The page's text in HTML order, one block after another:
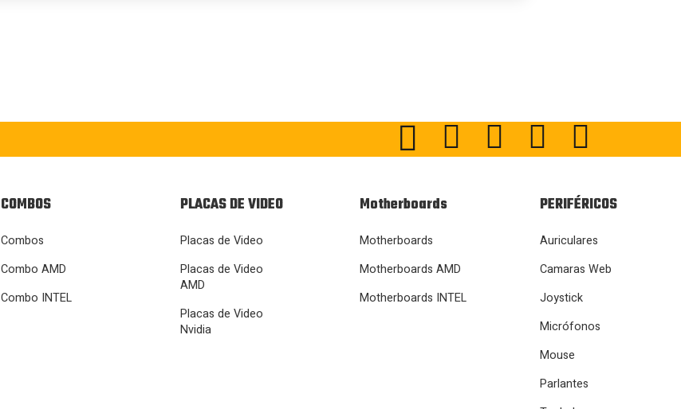
COMBOS
Combos
Combo AMD
Combo INTEL
PLACAS DE VIDEO
Placas de Video
Placas de Video
AMD
Placas de Video
Nvidia
Motherboards
Motherboards
Motherboards AMD
Motherboards INTEL
PERIFÉRICOS
Auriculares
Camaras Web
Joystick
Micrófonos
Mouse
Parlantes